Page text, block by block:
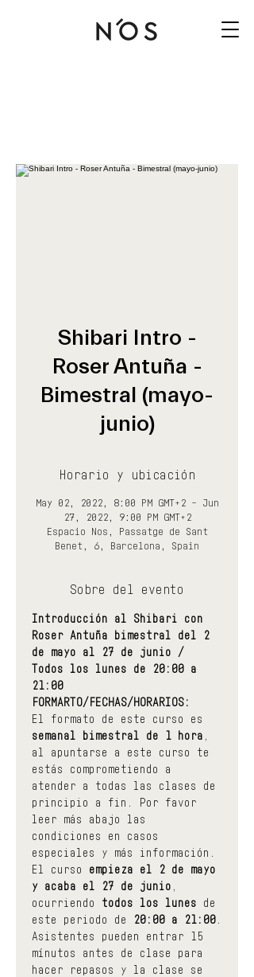
Shibari Intro -
Roser Antuña -
Bimestral (mayo-
junio)
Horario y ubicación
May 02, 2022, 8:00 PM GMT+2 – Jun
27, 2022, 9:00 PM GMT+2
Espacio Nos, Passatge de Sant
Benet, 6, Barcelona, Spain
Sobre del evento
Introducción al Shibari con
Roser Antuña bimestral del 2
de mayo al 27 de junio /
Todos los lunes de 20:00 a
21:00
FORMARTO/FECHAS/HORARIOS:
El formato de este curso es
semanal bimestral de 1 hora ,
al apuntarse a este curso te
estás comprometiendo a
atender a todas las clases de
principio a fin. Por favor
leer más abajo las
condiciones en casos
especiales y más información.
El curso empieza el 2 de mayo
y acaba el 27 de junio ,
ocurriendo todos los lunes de
este periodo de
20:00 a 21:00.
Asistentes pueden entrar 15
mínutos antes de clase para
hacer repasos y la clase se